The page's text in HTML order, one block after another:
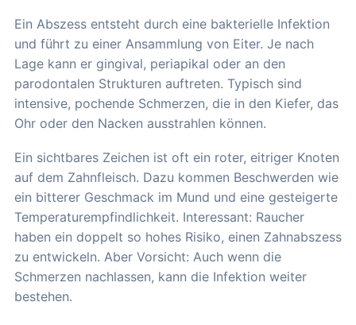
Ein Abszess entsteht durch eine bakterielle Infektion
und führt zu einer Ansammlung von Eiter. Je nach
Lage kann er gingival, periapikal oder an den
parodontalen Strukturen auftreten. Typisch sind
intensive, pochende Schmerzen, die in den Kiefer, das
Ohr oder den Nacken ausstrahlen können.
Ein sichtbares Zeichen ist oft ein roter, eitriger Knoten
auf dem Zahnfleisch. Dazu kommen Beschwerden wie
ein bitterer Geschmack im Mund und eine gesteigerte
Temperaturempfindlichkeit. Interessant: Raucher
haben ein doppelt so hohes Risiko, einen Zahnabszess
zu entwickeln. Aber Vorsicht: Auch wenn die
Schmerzen nachlassen, kann die Infektion weiter
bestehen.